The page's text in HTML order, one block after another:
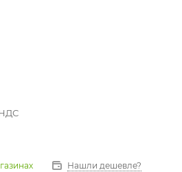
НДС
Нашли дешевле?